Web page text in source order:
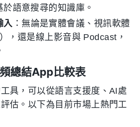
語意搜尋的知識庫。
入 ：無論是實體會議、視訊軟體
，還是線上影音與 Podcast，
總結App比較表
具，可以從語言支援度、AI處
估。以下為目前市場上熱門工